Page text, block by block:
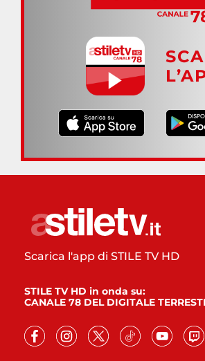
Scarica l'app di STILE TV HD
STILE TV HD in onda su:
CANALE 78 DEL DIGITALE